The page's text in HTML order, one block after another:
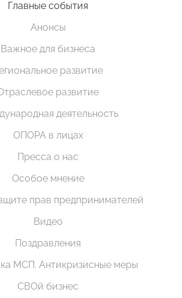
Главные события
Анонсы
Важное для бизнеса
развитие
развитие
деятельность
ОПОРА в лицах
Пресса о нас
Особое мнение
прав предпринимателей
Видео
Поздравления
МСП. Антикризисные меры
СВОй бизнес